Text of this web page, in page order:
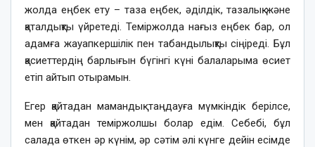
жолда еңбек ету – таза еңбек, әділдік, тазалық және
қаталдықты үйретеді. Теміржолда нағыз еңбек бар, ол
адамға жауапкершілік пен табандылықты сіңіреді. Бұл
қасиеттердің барлығын бүгінгі күні балаларыма өсиет
етіп айтып отырамын.
Егер қайтадан мамандық таңдауға мүмкіндік берілсе,
мен қайтадан теміржолшы болар едім. Себебі, бұл
салада өткен әр күнім, әр сәтім әлі күнге дейін есімде